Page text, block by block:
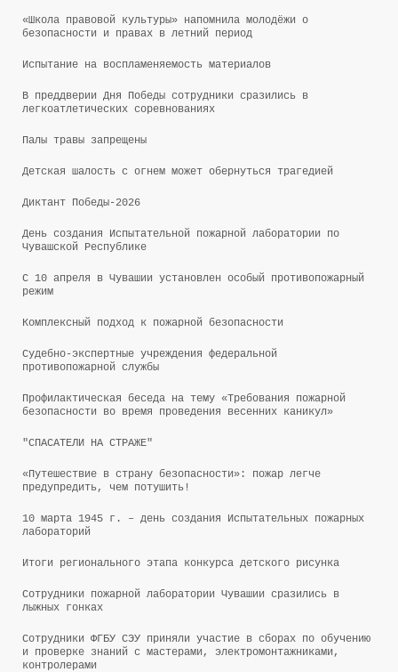
«Школа правовой культуры» напомнила молодёжи о
безопасности и правах в летний период
Испытание на воспламеняемость материалов
В преддверии Дня Победы сотрудники сразились в
легкоатлетических соревнованиях
Палы травы запрещены
Детская шалость с огнем может обернуться трагедией
Диктант Победы-2026
День создания Испытательной пожарной лаборатории по
Чувашской Республике
С 10 апреля в Чувашии установлен особый противопожарный
режим
Комплексный подход к пожарной безопасности
Судебно-экспертные учреждения федеральной
противопожарной службы
Профилактическая беседа на тему «Требования пожарной
безопасности во время проведения весенних каникул»
"СПАСАТЕЛИ НА СТРАЖЕ"
«Путешествие в страну безопасности»: пожар легче
предупредить, чем потушить!
10 марта 1945 г. – день создания Испытательных пожарных
лабораторий
Итоги регионального этапа конкурса детского рисунка
Сотрудники пожарной лаборатории Чувашии сразились в
лыжных гонках
Сотрудники ФГБУ СЭУ приняли участие в сборах по обучению
и проверке знаний с мастерами, электромонтажниками,
контролерами